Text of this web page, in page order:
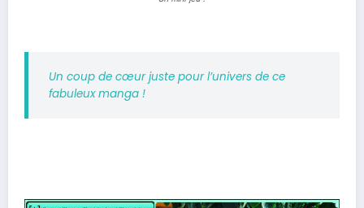
Un coup de cœur juste pour l’univers de ce
fabuleux manga !